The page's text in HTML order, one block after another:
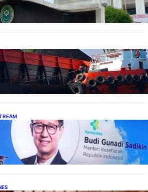
Batubara Sitaan, Negara Dapat Lebih
20 Miliar
Alat-Alat Kesehatan Dukung
Industri Alkes